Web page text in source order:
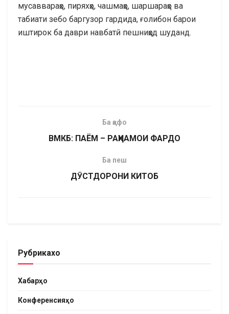
мусаввараҳо, пиряхҳо, чашмаҳо, шаршараҳо ва
табиати зебо баргузор гардида, ғолибон барои
иштирок ба даври навбатӣ пешниҳод шуданд.
Ба қафо
ВМКБ: ПАЁМ – РАҲНАМОИ ФАРДО
Ба пеш
ДӮСТДОРОНИ КИТОБ
Рубрикахо
Хабарҳо
Конференсияҳо